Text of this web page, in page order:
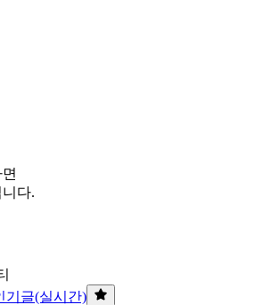
다.
기글(실시간)